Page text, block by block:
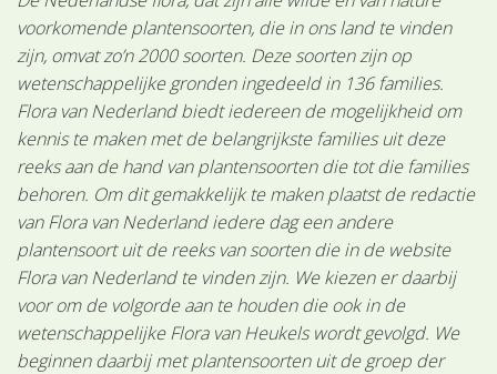
voorkomende plantensoorten, die in ons land te vinden
zijn, omvat zo’n 2000 soorten. Deze soorten zijn op
wetenschappelijke gronden ingedeeld in 136 families.
Flora van Nederland biedt iedereen de mogelijkheid om
kennis te maken met de belangrijkste families uit deze
reeks aan de hand van plantensoorten die tot die families
behoren. Om dit gemakkelijk te maken plaatst de redactie
van Flora van Nederland iedere dag een andere
plantensoort uit de reeks van soorten die in de website
Flora van Nederland te vinden zijn. We kiezen er daarbij
voor om de volgorde aan te houden die ook in de
wetenschappelijke Flora van Heukels wordt gevolgd. We
beginnen daarbij met plantensoorten uit de groep der